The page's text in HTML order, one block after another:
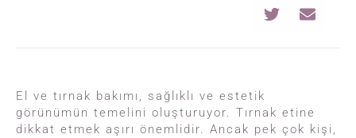
El ve tırnak bakımı, sağlıklı ve estetik
görünümün temelini oluşturuyor. Tırnak etine
dikkat etmek aşırı önemlidir. Ancak pek çok kişi,